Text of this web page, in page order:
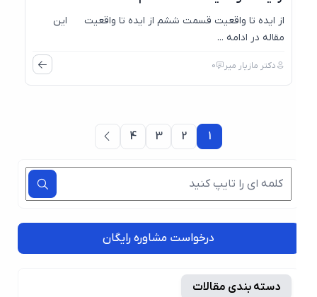
از ایده تا واقعیت قسمت ششم از ایده تا واقعیت این
مقاله در ادامه ...
دکتر مازیار میر 0
3
4
درخواست مشاوره رایگان
دسته بندی مقالات